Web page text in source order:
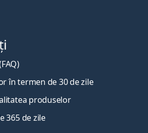
în termen de 30 de zile
produselor
365 de zile